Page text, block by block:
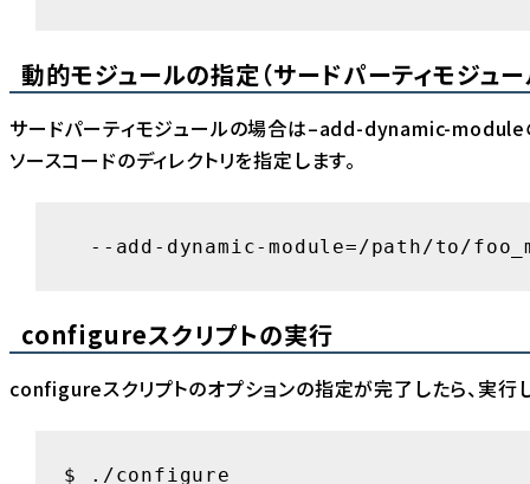
動的モジュールの指定（サードパーティモジュ
サードパーティモジュールの場合は–add-dynamic-module
ソースコードのディレクトリを指定します。
--add-dynamic-module=/path/to/
configureスクリプトの実行
configureスクリプトのオプションの指定が完了したら、実行
$ ./configure